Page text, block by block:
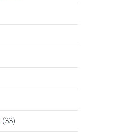
(33)